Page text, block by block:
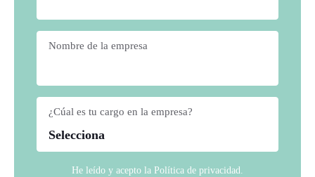
Nombre de la empresa
¿Cúal es tu cargo en la empresa?
He leído y acepto la Política de privacidad